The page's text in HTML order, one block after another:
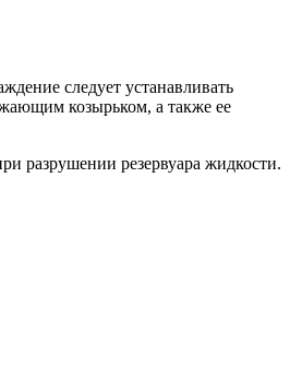
следует устанавливать
козырьком, а также ее
разрушении резервуара жидкости.